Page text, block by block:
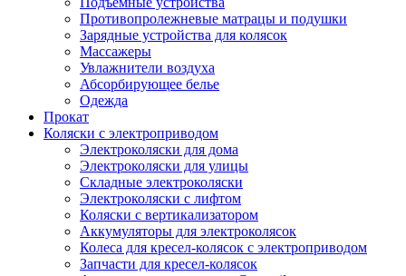
Противопролежневые матрацы и подушки
Зарядные устройства для колясок
Массажеры
Увлажнители воздуха
Абсорбирующее белье
Одежда
Прокат
Коляски с электроприводом
Электроколяски для дома
Электроколяски для улицы
Складные электроколяски
Электроколяски с лифтом
Коляски с вертикализатором
Аккумуляторы для электроколясок
Колеса для кресел-колясок с электроприводом
Запчасти для кресел-колясок